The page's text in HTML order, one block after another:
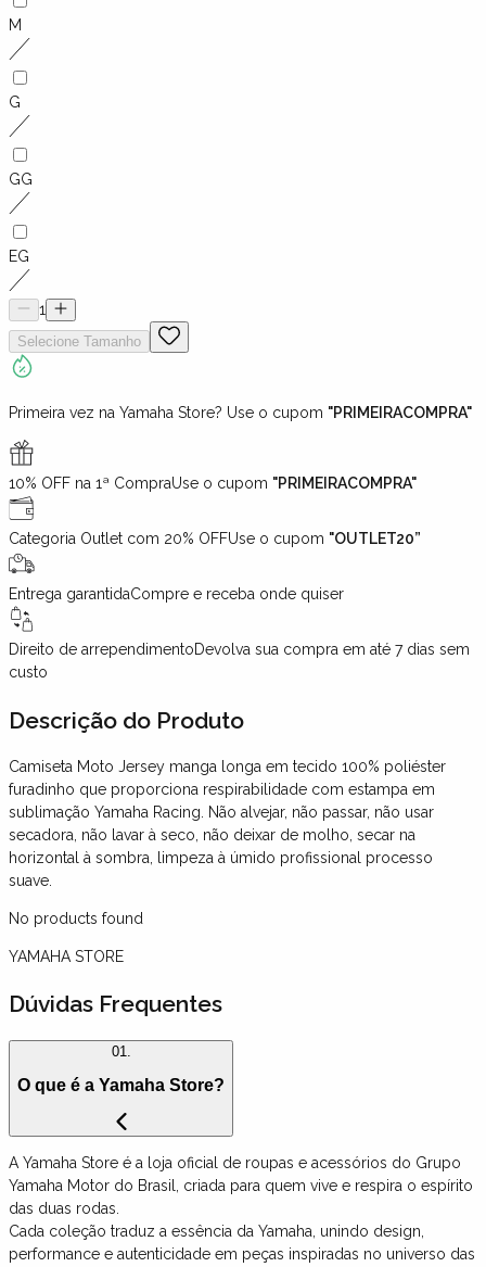
M
G
GG
EG
1
Selecione Tamanho
Primeira vez na Yamaha Store? Use o cupom "PRIMEIRACOMPRA"
10% OFF na 1ª CompraUse o cupom "PRIMEIRACOMPRA"
Categoria Outlet com 20% OFFUse o cupom "OUTLET20”
Entrega garantidaCompre e receba onde quiser
Direito de arrependimentoDevolva sua compra em até 7 dias sem
custo
Descrição do Produto
Camiseta Moto Jersey manga longa em tecido 100% poliéster
furadinho que proporciona respirabilidade com estampa em
sublimação Yamaha Racing. Não alvejar, não passar, não usar
secadora, não lavar à seco, não deixar de molho, secar na
horizontal à sombra, limpeza à úmido profissional processo
suave.
No products found
YAMAHA STORE
Dúvidas Frequentes
01.
O que é a Yamaha Store?
A Yamaha Store é a loja oficial de roupas e acessórios do Grupo
Yamaha Motor do Brasil, criada para quem vive e respira o espírito
das duas rodas.
Cada coleção traduz a essência da Yamaha, unindo design,
performance e autenticidade em peças inspiradas no universo das